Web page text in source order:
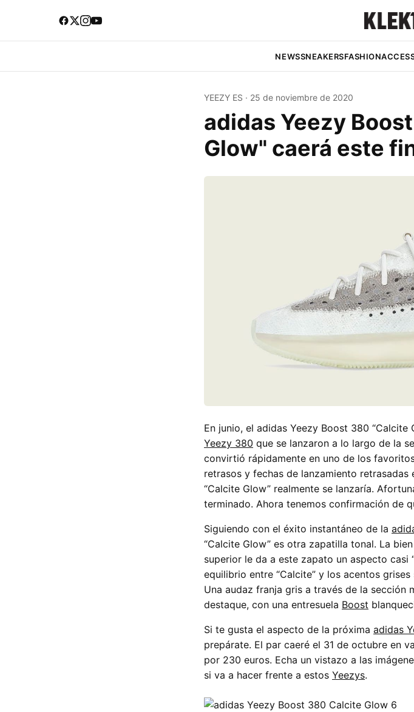
NEWSSNEAKERSFASHION
YEEZY ES · 25 de noviembre de 2020
adidas Yeezy
Glow" caerá este
En junio, el adidas Yeezy Boost 380
Yeezy 380 que se lanzaron a lo largo de la
convirtió rápidamente en uno de los
retrasos y fechas de lanzamiento
“Calcite Glow” realmente se lanzaría.
terminado. Ahora tenemos confirmación de
Siguiendo con el éxito instantáneo de la
“Calcite Glow” es otra zapatilla tonal. La
superior le da a este zapato un aspecto casi
equilibrio entre “Calcite” y los acentos
Una audaz franja gris a través de la sección
destaque, con una entresuela Boost
Si te gusta el aspecto de la próxima adidas
prepárate. El par caeré el 31 de octubre en
por 230 euros. Echa un vistazo a las
si va a hacer frente a estos Yeezys.